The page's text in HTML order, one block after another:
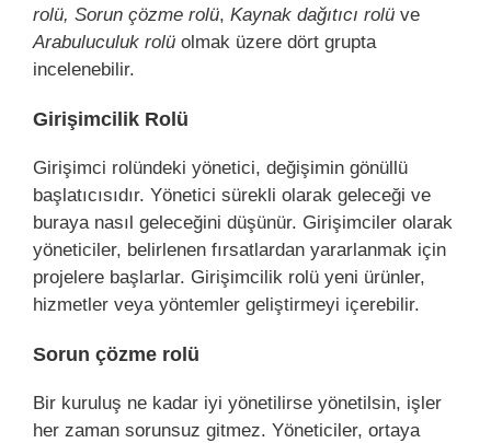
rolü, Sorun çözme rolü, Kaynak dağıtıcı rolü ve
Arabuluculuk rolü olmak üzere dört grupta
incelenebilir.
Girişimcilik Rolü
Girişimci rolündeki yönetici, değişimin gönüllü
başlatıcısıdır. Yönetici sürekli olarak geleceği ve
buraya nasıl geleceğini düşünür. Girişimciler olarak
yöneticiler, belirlenen fırsatlardan yararlanmak için
projelere başlarlar. Girişimcilik rolü yeni ürünler,
hizmetler veya yöntemler geliştirmeyi içerebilir.
Sorun çözme rolü
Bir kuruluş ne kadar iyi yönetilirse yönetilsin, işler
her zaman sorunsuz gitmez. Yöneticiler, ortaya